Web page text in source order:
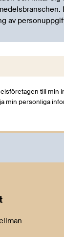
av
till min
min personliga